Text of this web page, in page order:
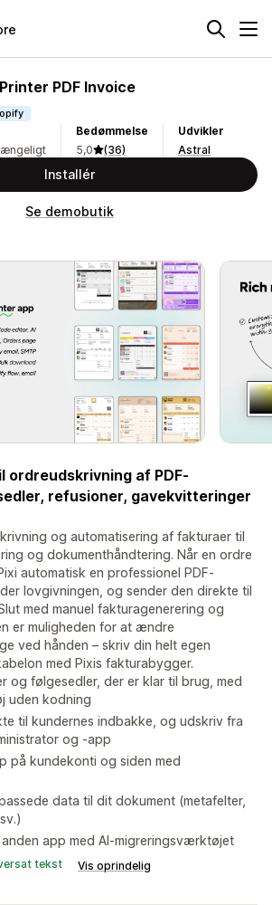
PDF Invoice
Bedømmelse
5,0
(36)
Udvikler
Astral
Installér
Se demobutik
af PDF-
refusioner, gavekvitteringer
og automatisering af fakturaer til
og dokumenthåndtering. Når en ordre
automatisk en professionel PDF-
lovgivningen, og sender den direkte til
med manuel fakturagenerering og
er muligheden for at ændre
ved hånden – skriv din helt egen
med Pixis fakturabygger.
og følgesedler, der er klar til brug, med
uden kodning
til kundernes indbakke, og udskriv fra
og -app
på kundekonti og siden med
data til dit dokument (metafelter,
app med AI-migreringsværktøjet
tekst Vis oprindelig